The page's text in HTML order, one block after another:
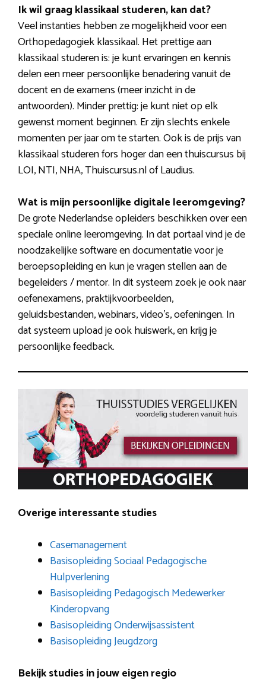
Ik wil graag klassikaal studeren, kan dat?
Veel instanties hebben ze mogelijkheid voor een
Orthopedagogiek klassikaal. Het prettige aan
klassikaal studeren is: je kunt ervaringen en kennis
delen een meer persoonlijke benadering vanuit de
docent en de examens (meer inzicht in de
antwoorden). Minder prettig: je kunt niet op elk
gewenst moment beginnen. Er zijn slechts enkele
momenten per jaar om te starten. Ook is de prijs van
klassikaal studeren fors hoger dan een thuiscursus bij
LOI, NTI, NHA, Thuiscursus.nl of Laudius.
Wat is mijn persoonlijke digitale leeromgeving?
De grote Nederlandse opleiders beschikken over een
speciale online leeromgeving. In dat portaal vind je de
noodzakelijke software en documentatie voor je
beroepsopleiding en kun je vragen stellen aan de
begeleiders / mentor. In dit systeem zoek je ook naar
oefenexamens, praktijkvoorbeelden,
geluidsbestanden, webinars, video’s, oefeningen. In
dat systeem upload je ook huiswerk, en krijg je
persoonlijke feedback.
Overige interessante studies
Casemanagement
Basisopleiding Sociaal Pedagogische
Hulpverlening
Basisopleiding Pedagogisch Medewerker
Kinderopvang
Basisopleiding Onderwijsassistent
Basisopleiding Jeugdzorg
Bekijk studies in jouw eigen regio